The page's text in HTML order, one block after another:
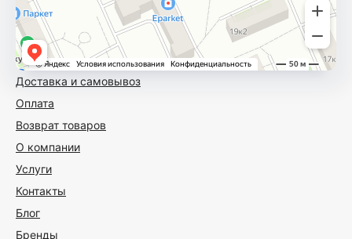
Доставка и самовывоз
Оплата
Возврат товаров
О компании
Услуги
Контакты
Блог
Бренды